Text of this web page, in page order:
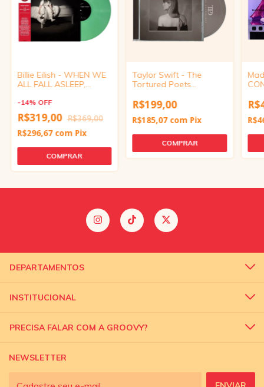
Billie Eilish - WHEN WE
ALL FALL ASLEEP,
(Target Exclusive, Glow
in the Dark Vinyl)
-14% OFF
R$319,00 R$369,00
R$296,67 com Pix
Taylor Swift - The
Tortured Poets
Anthology (Target
Exclusive, CD)
R$199,00
R$185,07 com Pix
DEPARTAMENTOS
INSTITUCIONAL
PRECISA FALAR COM A GROOVY?
NEWSLETTER